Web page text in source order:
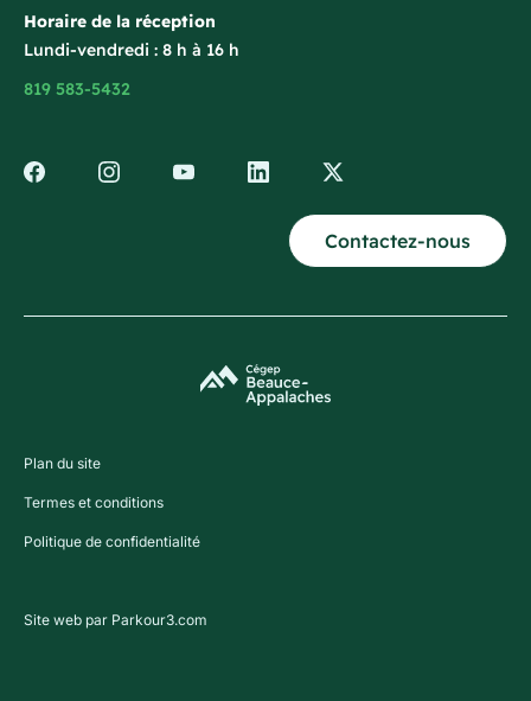
Horaire de la réception
Lundi-vendredi : 8 h à 16 h
819 583-5432
Contactez-nous
Plan du site
Termes et conditions
Politique de confidentialité
Site web par Parkour3.com